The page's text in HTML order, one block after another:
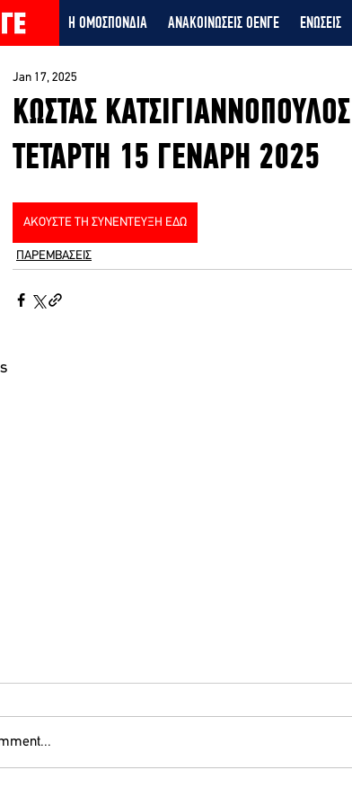
Η ΟΜΟΣΠΟΝΔΙΑ ΑΝΑΚΟΙΝΩΣΕΙΣ ΟΕΝΓΕ ΕΝΩΣΕΙΣ
ΚΩΣΤΑΣ
ΤΕΤΑΡΤΗ 15 ΓΕΝΑΡΗ 2025
Jan 17, 2025
ΑΚΟΥΣΤΕ ΤΗ ΣΥΝΕΝΤΕΥΞΗ ΕΔΩ
ΠΑΡΕΜΒΑΣΕΙΣ